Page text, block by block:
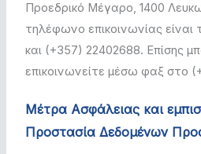
Προεδρικό Μέγαρο, 1400
τηλέφωνο επικοινωνίας
και (+357) 22402688. Επίσης
επικοινωνείτε μέσω φαξ στο
Μέτρα Ασφάλειας και
Προστασία Δεδομένων